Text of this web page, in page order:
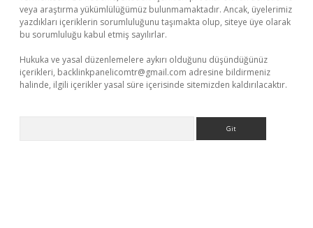
veya araştırma yükümlülüğümüz bulunmamaktadır. Ancak, üyelerimiz
yazdıkları içeriklerin sorumluluğunu taşımakta olup, siteye üye olarak
bu sorumluluğu kabul etmiş sayılırlar.
Hukuka ve yasal düzenlemelere aykırı olduğunu düşündüğünüz
içerikleri, backlinkpanelicomtr@gmail.com adresine bildirmeniz
halinde, ilgili içerikler yasal süre içerisinde sitemizden kaldırılacaktır.